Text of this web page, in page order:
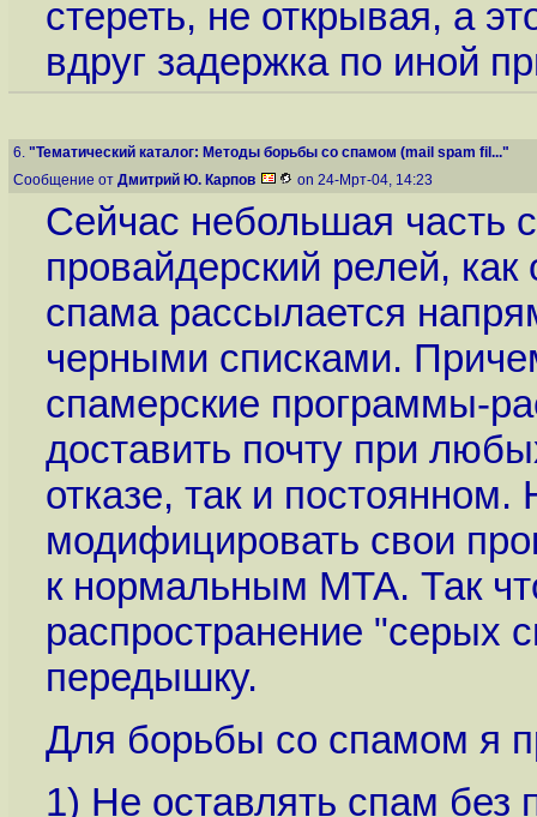
стереть, не открывая, а
вдруг задержка по иной
6. "Тематический каталог: Методы борьбы со спамом (mail spam fil..."
Сообщение от Дмитрий Ю. Карпов on 24-Мрт-04, 14:23
Сейчас небольшая часть
провайдерский релей,
спама рассылается
черными списками.
спамерские программы-
доставить почту при
отказе, так и
модифицировать свои
к нормальным MTA. Так
распространение "серых
передышку.
Для борьбы со спамом я
1) Не оставлять спам без